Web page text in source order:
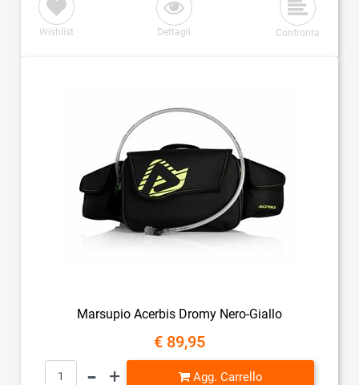
Wishlist Dettagli Confronta
Marsupio Acerbis Dromy Nero-Giallo
€ 89,95
Quantità
Agg. Carrello